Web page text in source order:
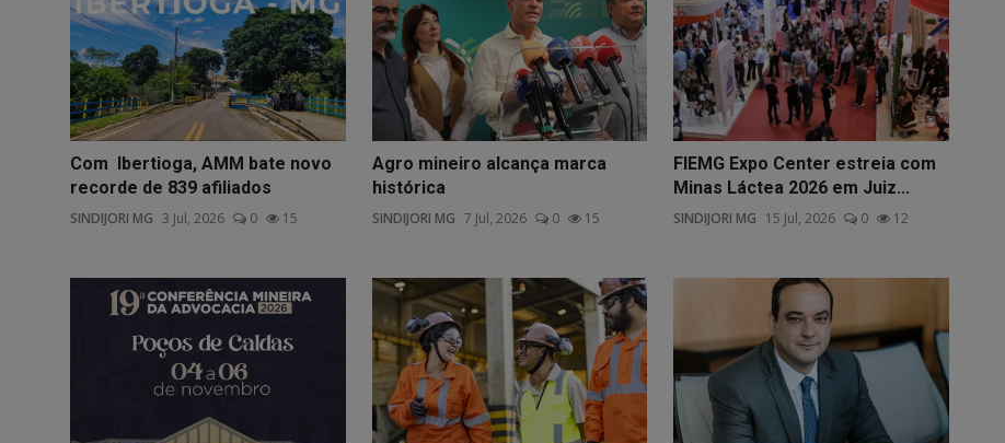
Com Ibertioga, AMM bate novo
recorde de 839 afiliados
SINDIJORI MG 3 Jul, 2026 0 15
Agro mineiro alcança marca
histórica
SINDIJORI MG 7 Jul, 2026 0 15
FIEMG Expo Center estreia com
Minas Láctea 2026 em Juiz...
SINDIJORI MG 15 Jul, 2026 0 12